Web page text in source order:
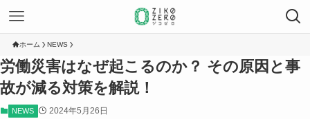
ホーム NEWS
労働災害はなぜ起こるのか？ その原因と事
故が減る対策を解説！
NEWS 2024年5月26日